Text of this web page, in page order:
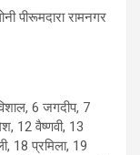
पीरूमदारा रामनगर
6 जगदीप, 7
12 वैष्णवी, 13
18 प्रमिला, 19